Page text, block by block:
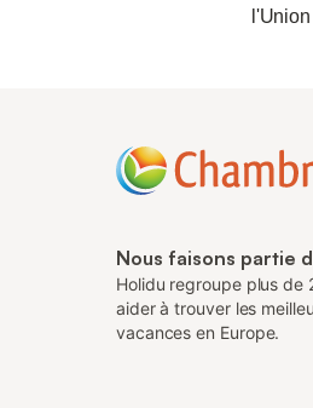
Nous faisons partie
Holidu regroupe plus de
aider à trouver les
vacances en Europe.